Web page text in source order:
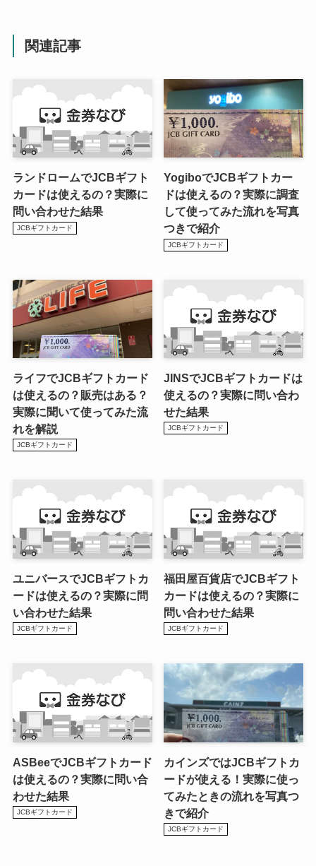
関連記事
ランドロームでJCBギフト
カードは使えるの？実際に
問い合わせた結果
JCBギフトカード
YogiboでJCBギフトカー
ドは使えるの？実際に調査
して使ってみた流れを写真
つきで紹介
JCBギフトカード
ライフでJCBギフトカード
は使えるの？販売はある？
実際に聞いて使ってみた流
れを解説
JCBギフトカード
JINSでJCBギフトカードは
使えるの？実際に問い合わ
せた結果
JCBギフトカード
ユニバースでJCBギフトカ
ードは使えるの？実際に問
い合わせた結果
JCBギフトカード
福田屋百貨店でJCBギフト
カードは使えるの？実際に
問い合わせた結果
JCBギフトカード
ASBeeでJCBギフトカード
は使えるの？実際に問い合
わせた結果
JCBギフトカード
カインズではJCBギフトカ
ードが使える！実際に使っ
てみたときの流れを写真つ
きで紹介
JCBギフトカード